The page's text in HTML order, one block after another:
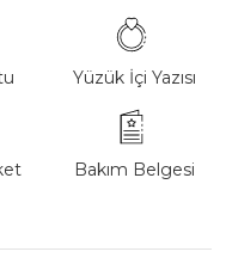
Yüzük İçi Yazısı
Bakım Belgesi